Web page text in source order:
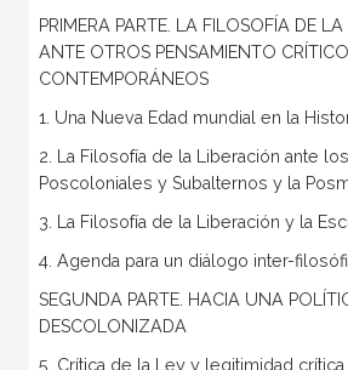
PRIMERA PARTE. LA FILOSOFÍA DE
ANTE OTROS PENSAMIENTO
CONTEMPORÁNEOS
1. Una Nueva Edad mundial en la
2. La Filosofía de la Liberación ante
Poscoloniales y Subalternos y la
3. La Filosofía de la Liberación y la
4. Agenda para un diálogo inter-
SEGUNDA PARTE. HACIA UNA
DESCOLONIZADA
5. Crítica de la Ley y legitimidad